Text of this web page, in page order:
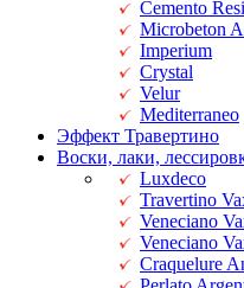
Cemento
Microbeton
Imperium
Crystal
Velur
Mediterraneo
Эффект Травертино
Воски, лаки,
Luxdeco
Travertino
Veneciano
Veneciano
Craquelure